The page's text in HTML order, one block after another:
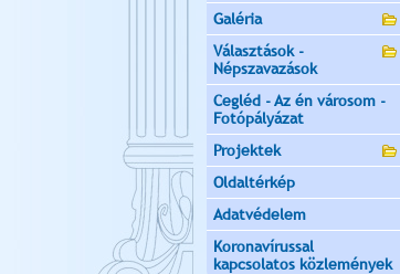
Galéria
Választások -
Népszavazások
Cegléd - Az én városom -
Fotópályázat
Projektek
Oldaltérkép
Adatvédelem
Koronavírussal
kapcsolatos közlemények